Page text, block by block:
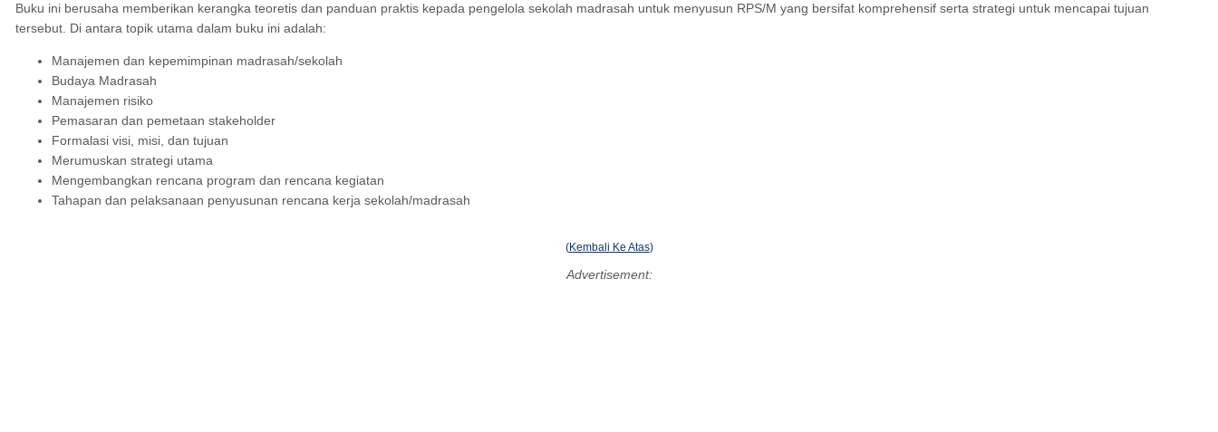
Buku ini berusaha memberikan kerangka teoretis dan panduan praktis kepada pengelola sekolah madrasah untuk menyusun RPS/M yang bersifat komprehensif serta strategi untuk mencapai tujuan
tersebut. Di antara topik utama dalam buku ini adalah:
Manajemen dan kepemimpinan madrasah/sekolah
Budaya Madrasah
Manajemen risiko
Pemasaran dan pemetaan stakeholder
Formalasi visi, misi, dan tujuan
Merumuskan strategi utama
Mengembangkan rencana program dan rencana kegiatan
Tahapan dan pelaksanaan penyusunan rencana kerja sekolah/madrasah
(Kembali Ke Atas)
Advertisement: